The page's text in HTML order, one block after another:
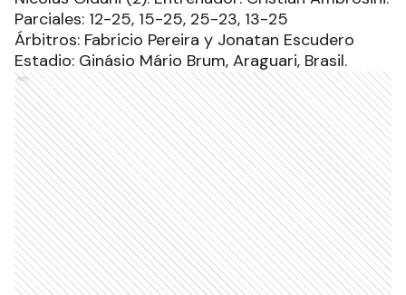
Parciales: 12-25, 15-25, 25-23, 13-25
Árbitros: Fabricio Pereira y Jonatan Escudero
Estadio: Ginásio Mário Brum, Araguari, Brasil.
Ads